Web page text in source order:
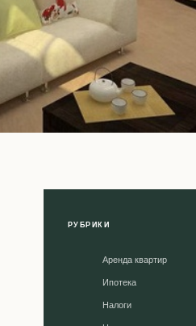
РУБРИКИ
Аренда квартир
Ипотека
Налоги